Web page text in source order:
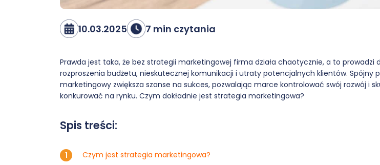
10.03.2025 7 min czytania
Prawda jest taka, że bez strategii marketingowej firma działa chaotycznie, a to prowadzi
rozproszenia budżetu, nieskutecznej komunikacji i utraty potencjalnych klientów. Spójny
marketingowy zwiększa szanse na sukces, pozwalając marce kontrolować swój rozwój i
konkurować na rynku. Czym dokładnie jest strategia marketingowa?
Spis treści:
Czym jest strategia marketingowa?